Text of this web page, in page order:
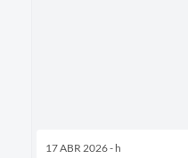
17 ABR 2026 - h